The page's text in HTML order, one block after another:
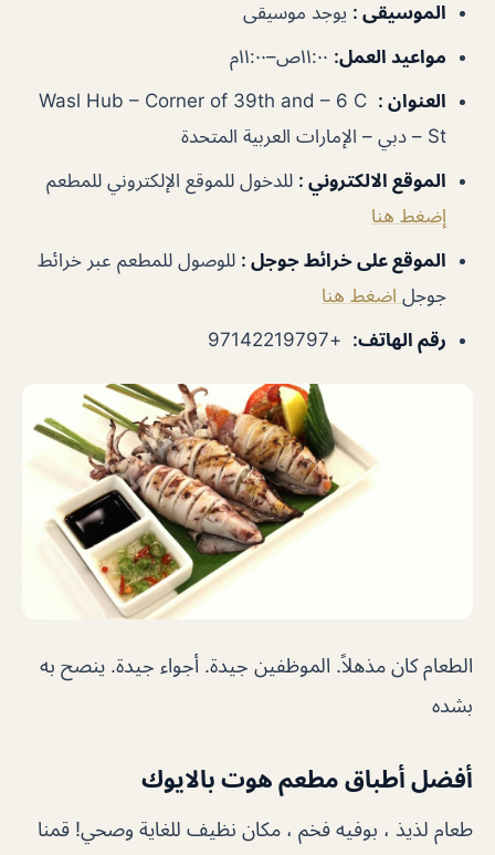
الموسيقى : يوجد موسيقى
مواعيد العمل:
العنوان :
Wasl Hub – Corner of 39th and – 6 C
St – دبي – الإمارات العربية المتحدة
الموقع الالكتروني : للدخول للموقع الإلكتروني للمطعم
إضغط هنا
الموقع على خرائط جوجل : للوصول للمطعم عبر خرائط
جوجل اضغط هنا
رقم الهاتف:
+97142219797
الطعام كان مذهلاً. الموظفين جيدة. أجواء جيدة. ينصح به
بشده
أفضل أطباق مطعم هوت بالايوك
طعام لذيذ ، بوفيه فخم ، مكان نظيف للغاية وصحي! قمنا